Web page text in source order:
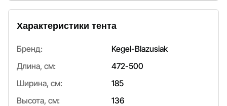
Характеристики тента
Бренд:
Kegel-Blazusiak
Длина, см:
472-500
Ширина, см:
185
Высота, см:
136